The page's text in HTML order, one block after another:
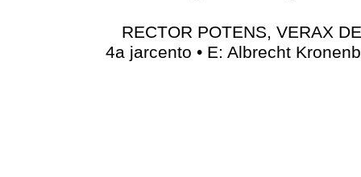
RECTOR POTENS, VERAX
4a jarcento • E: Albrecht